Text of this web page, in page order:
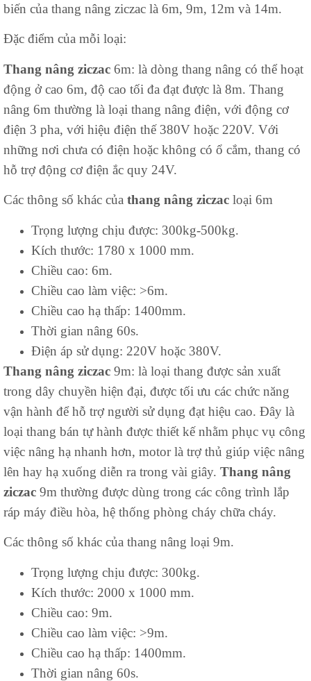
biến của thang nâng ziczac là 6m, 9m, 12m và 14m.
Đặc điểm của mỗi loại:
Thang nâng ziczac 6m: là dòng thang nâng có thể hoạt
động ở cao 6m, độ cao tối đa đạt được là 8m. Thang
nâng 6m thường là loại thang nâng điện, với động cơ
điện 3 pha, với hiệu điện thế 380V hoặc 220V. Với
những nơi chưa có điện hoặc không có ổ cắm, thang có
hỗ trợ động cơ điện ắc quy 24V.
Các thông số khác của thang nâng ziczac loại 6m
Trọng lượng chịu được: 300kg-500kg.
Kích thước: 1780 x 1000 mm.
Chiều cao: 6m.
Chiều cao làm việc: >6m.
Chiều cao hạ thấp: 1400mm.
Thời gian nâng 60s.
Điện áp sử dụng: 220V hoặc 380V.
Thang nâng ziczac 9m: là loại thang được sản xuất
trong dây chuyền hiện đại, được tối ưu các chức năng
vận hành để hỗ trợ người sử dụng đạt hiệu cao. Đây là
loại thang bán tự hành được thiết kế nhằm phục vụ công
việc nâng hạ nhanh hơn, motor là trợ thủ giúp việc nâng
lên hay hạ xuống diễn ra trong vài giây. Thang nâng
ziczac 9m thường được dùng trong các công trình lắp
ráp máy điều hòa, hệ thống phòng cháy chữa cháy.
Các thông số khác của thang nâng loại 9m.
Trọng lượng chịu được: 300kg.
Kích thước: 2000 x 1000 mm.
Chiều cao: 9m.
Chiều cao làm việc: >9m.
Chiều cao hạ thấp: 1400mm.
Thời gian nâng 60s.